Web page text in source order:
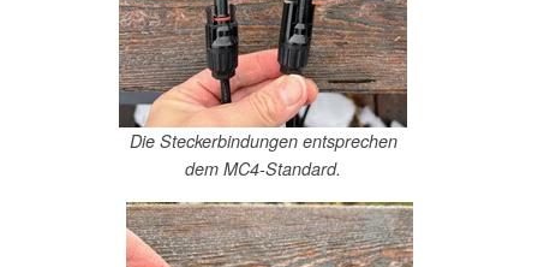
Die Steckerbindungen entsprechen
dem MC4-Standard.